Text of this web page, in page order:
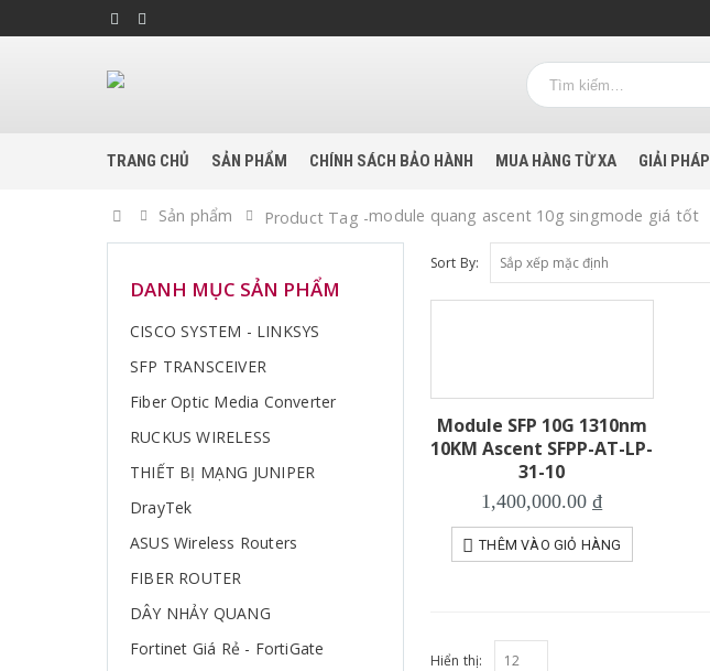
TRANG CHỦ SẢN PHẨM CHÍNH SÁCH BẢO HÀNH MUA HÀNG TỪ XA GIẢI PHÁP
Home
Sản phẩm Product Tag -module quang ascent 10g singmode giá tốt
Sort By:
Module SFP 10G 1310nm
10KM Ascent SFPP-AT-LP-
31-10
1,400,000.00₫
THÊM VÀO GIỎ HÀNG
Hiển thị:
DANH MỤC SẢN PHẨM
CISCO SYSTEM - LINKSYS
SFP TRANSCEIVER
Fiber Optic Media Converter
RUCKUS WIRELESS
THIẾT BỊ MẠNG JUNIPER
DrayTek
ASUS Wireless Routers
FIBER ROUTER
DÂY NHẢY QUANG
Fortinet Giá Rẻ - FortiGate